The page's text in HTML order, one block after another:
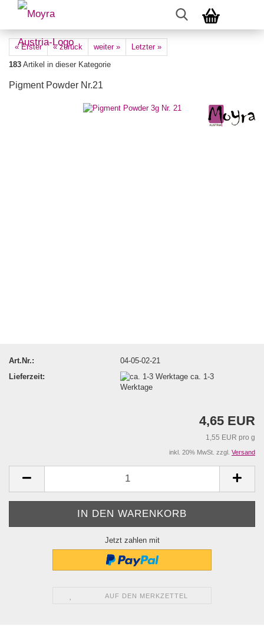
« Erster « zurück weiter »
Letzter »
183 Artikel in dieser Kategorie
Pigment Powder Nr.21
Art.Nr.:
04-05-02-21
Lieferzeit:
ca. 1-3
Werktage
4,65 EUR
1,55 EUR pro g
inkl. 20% MwSt. zzgl. Versand
Jetzt zahlen mit
AUF DEN MERKZETTEL